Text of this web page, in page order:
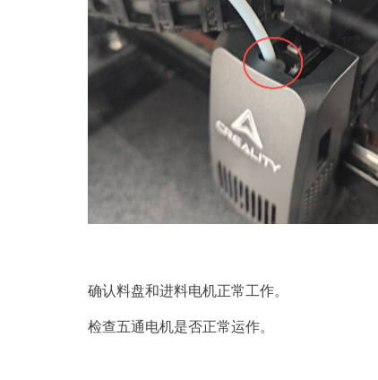
确认料盘和进料电机正常工作。
检查五通电机是否正常运作。